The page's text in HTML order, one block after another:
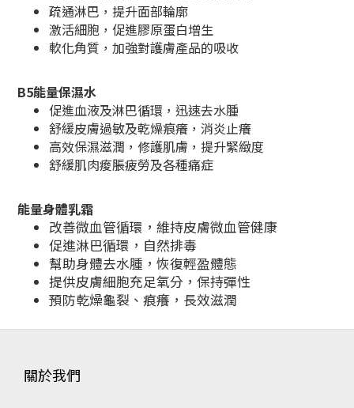
疏通淋巴，提升面部輪廓
激活細胞，促進膠原蛋白增生
軟化角質，加強對護膚產品的吸收
B5能量保濕水
促進血液及淋巴循環，迅速去水腫
舒緩皮膚過敏及乾燥痕癢，消炎止癢
高效保濕滋潤，修護肌膚，提升緊緻度
舒緩肌肉痠脹疲勞及各種痛症
能量身體乳霜
改善微血管循環，維持皮膚微血管健康
促進淋巴循環，自然排毒
幫助身體去水腫，恢復輕盈體態
提供皮膚細胞充足氧分，保持彈性
預防乾燥龜裂、痕癢，長效滋潤
關於我們